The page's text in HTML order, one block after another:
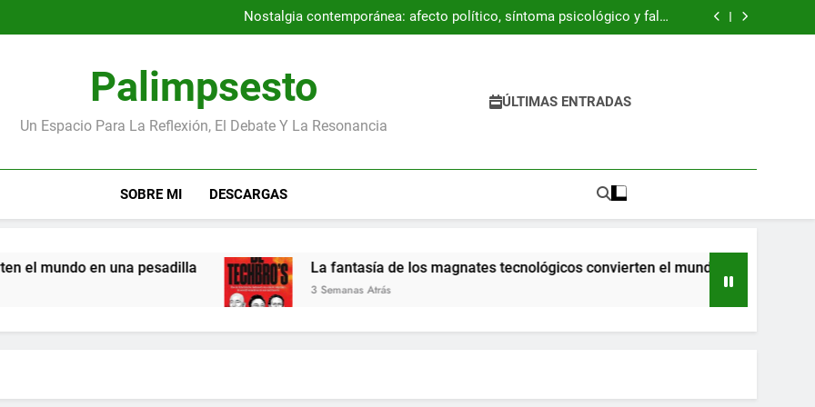
Nostalgia contemporánea: afecto político, síntoma psicológico y falso
refugio
Entrevista con los autores del libro “Byung-Chul Han. Una introducción
Nostalgia contemporánea: afecto político, síntoma psicológico y falso
Entrevista con los autores del libro “Byung-Chul Han. Una introducción
Palimpsesto
Un Espacio Para La Reflexión, El Debate Y La Resonancia
ÚLTIMAS ENTRADAS
SOBRE MI DESCARGAS
mundo en una pesadilla La fantasía de los magnates tecnológicos convierten el mundo en una pesadilla
3 Semanas Atrás